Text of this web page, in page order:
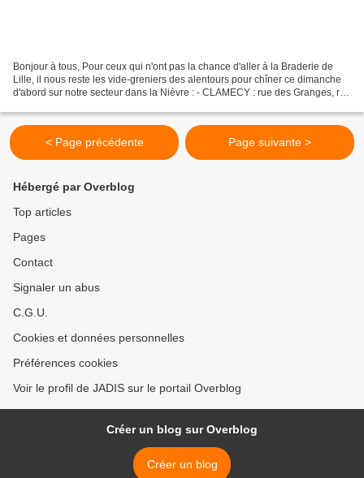
Bonjour à tous, Pour ceux qui n'ont pas la chance d'aller à la Braderie de
Lille, il nous reste les vide-greniers des alentours pour chîner ce dimanche
d'abord sur notre secteur dans la Nièvre : - CLAMECY : rue des Granges, rue
< Page précédente Page suivante >
Hébergé par Overblog
Top articles
Pages
Contact
Signaler un abus
C.G.U.
Cookies et données personnelles
Préférences cookies
Voir le profil de JADIS sur le portail Overblog
Créer un blog sur Overblog
Créer un blog